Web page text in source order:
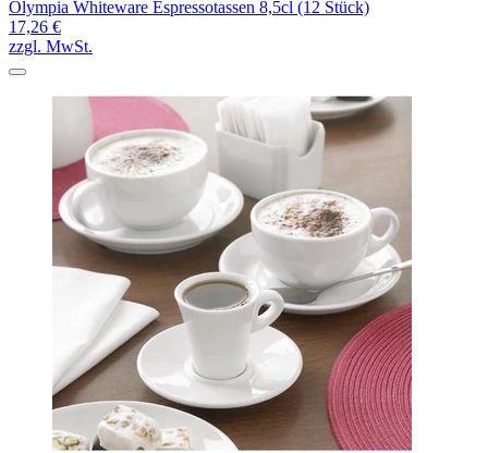
Olympia Whiteware Espressotassen 8,5cl (12 Stück)
17,26 €
zzgl. MwSt.